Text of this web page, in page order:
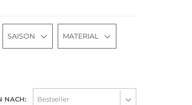
SAISON MATERIAL
NACH: